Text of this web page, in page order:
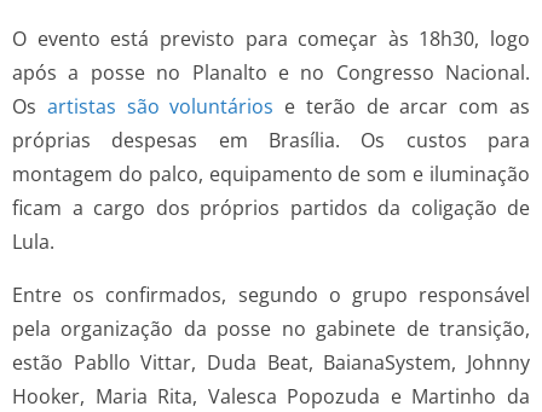
O evento está previsto para começar às 18h30, logo
após a posse no Planalto e no Congresso Nacional.
Os artistas são voluntários e terão de arcar com as
próprias despesas em Brasília. Os custos para
montagem do palco, equipamento de som e iluminação
ficam a cargo dos próprios partidos da coligação de
Lula.
Entre os confirmados, segundo o grupo responsável
pela organização da posse no gabinete de transição,
estão Pabllo Vittar, Duda Beat, BaianaSystem, Johnny
Hooker, Maria Rita, Valesca Popozuda e Martinho da